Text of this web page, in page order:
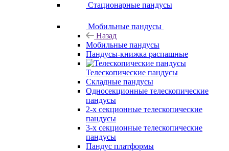
Стационарные пандусы
Мобильные пандусы
Назад
Мобильные пандусы
Пандусы-книжка распашные
Телескопические пандусы
Складные пандусы
Односекционные телескопические
пандусы
2-х секционные телескопические
пандусы
3-х секционные телескопические
пандусы
Пандус платформы